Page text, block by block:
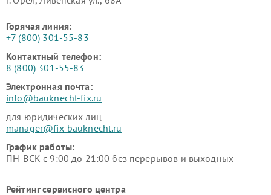
Горячая линия:
+7 (800) 301-55-83
Контактный телефон:
8 (800) 301-55-83
Электронная почта:
info@bauknecht-fix.ru
для юридических лиц
manager@fix-bauknecht.ru
График работы:
ПН-ВСК с 9:00 до 21:00 без перерывов и выходных
Рейтинг сервисного центра